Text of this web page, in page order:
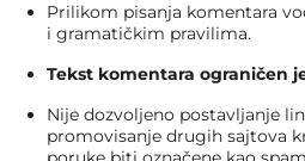
Prilikom pisanja komentara
i gramatičkim pravilima.
Tekst komentara ograničen
Nije dozvoljeno postavljanje
promovisanje drugih sajtova